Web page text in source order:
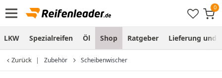
LKW Spezialreifen Öl Shop Ratgeber Lieferung und
Zurück Zubehör Scheibenwischer